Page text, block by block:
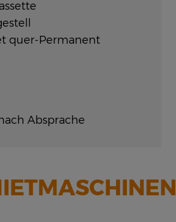
quer-Permanent
Absprache